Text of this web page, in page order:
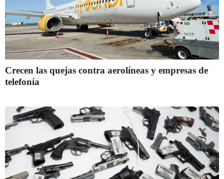
Crecen las quejas contra aerolíneas y empresas de
telefonía